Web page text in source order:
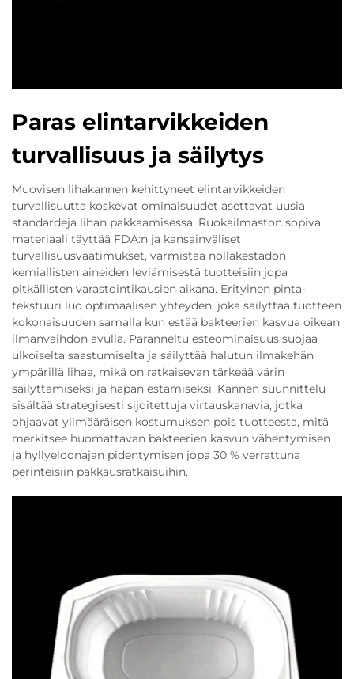
Paras elintarvikkeiden
turvallisuus ja säilytys
Muovisen lihakannen kehittyneet elintarvikkeiden
turvallisuutta koskevat ominaisuudet asettavat uusia
standardeja lihan pakkaamisessa. Ruokailmaston sopiva
materiaali täyttää FDA:n ja kansainväliset
turvallisuusvaatimukset, varmistaa nollakestadon
kemiallisten aineiden leviämisestä tuotteisiin jopa
pitkällisten varastointikausien aikana. Erityinen pinta-
tekstuuri luo optimaalisen yhteyden, joka säilyttää tuotteen
kokonaisuuden samalla kun estää bakteerien kasvua oikean
ilmanvaihdon avulla. Paranneltu esteominaisuus suojaa
ulkoiselta saastumiselta ja säilyttää halutun ilmakehän
ympärillä lihaa, mikä on ratkaisevan tärkeää värin
säilyttämiseksi ja hapan estämiseksi. Kannen suunnittelu
sisältää strategisesti sijoitettuja virtauskanavia, jotka
ohjaavat ylimääräisen kostumuksen pois tuotteesta, mitä
merkitsee huomattavan bakteerien kasvun vähentymisen
ja hyllyeloonajan pidentymisen jopa 30 % verrattuna
perinteisiin pakkausratkaisuihin.